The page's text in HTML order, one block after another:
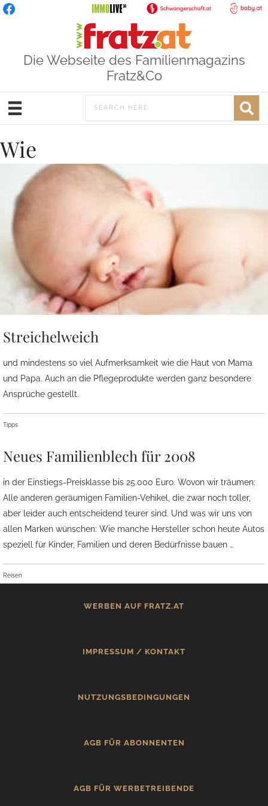
Die Webseite des Familienmagazins
Fratz&Co
Wie
Streichelweich
und mindestens so viel Aufmerksamkeit wie die Haut von Mama
und Papa. Auch an die Pflegeprodukte werden ganz besondere
Ansprüche gestellt.
Tipps
Neues Familienblech für 2008
in der Einstiegs-Preisklasse bis 25.000 Euro. Wovon wir träumen:
Alle anderen geräumigen Familien-Vehikel, die zwar noch toller,
aber leider auch entscheidend teurer sind. Und was wir uns von
allen Marken wünschen: Wie manche Hersteller schon heute Autos
speziell für Kinder, Familien und deren Bedürfnisse bauen …
Reisen
WERBEN AUF FRATZ.AT
IMPRESSUM / KONTAKT
NUTZUNGSBEDINGUNGEN
AGB FÜR ABONNENTEN
AGB FÜR WERBETREIBENDE